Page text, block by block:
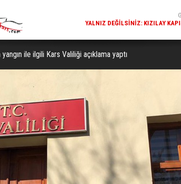
KARS FETHIYE CAMISI'NDE DALGALANAN
ile ilgili ​​​​​​​Kars Valiliği açıklama yaptı